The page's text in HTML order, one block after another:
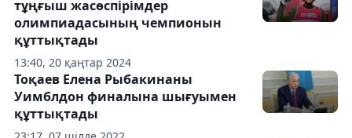
13:40, 20 қаңтар 2024
тұңғыш жасөспірімдер
олимпиадасының чемпионын
құттықтады
Тоқаев Елена Рыбакинаны
Уимблдон финалына шығуымен
құттықтады